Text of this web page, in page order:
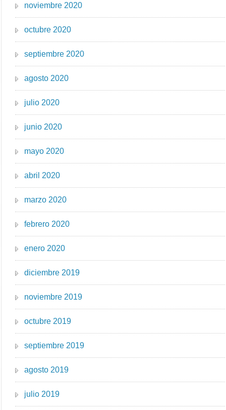
noviembre 2020
octubre 2020
septiembre 2020
agosto 2020
julio 2020
junio 2020
mayo 2020
abril 2020
marzo 2020
febrero 2020
enero 2020
diciembre 2019
noviembre 2019
octubre 2019
septiembre 2019
agosto 2019
julio 2019